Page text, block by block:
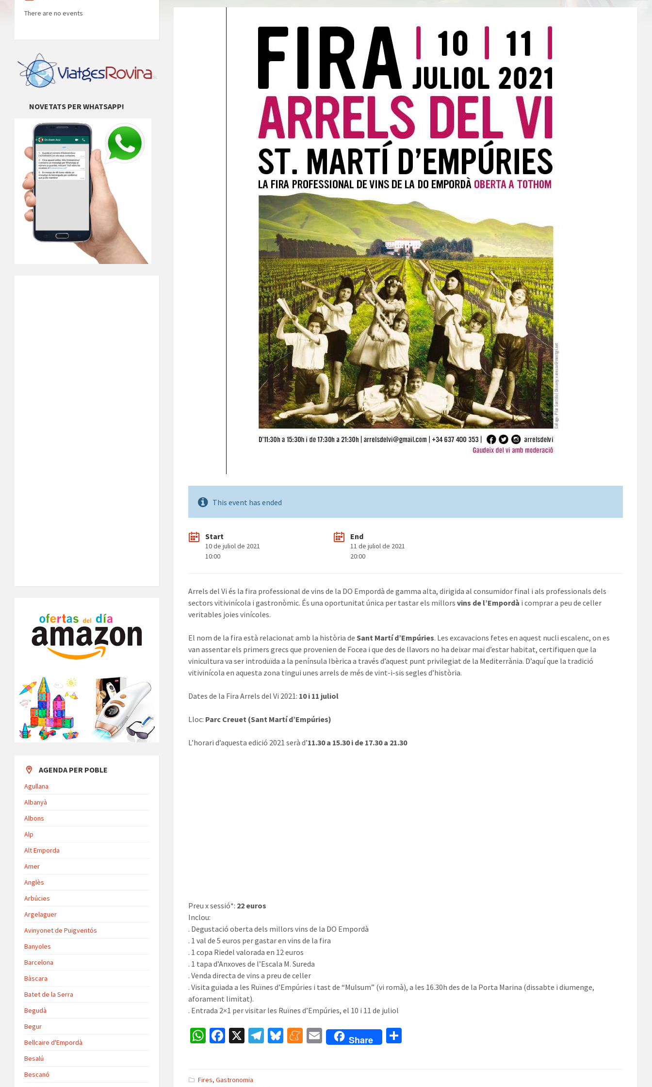
This event has ended
Start
10 de juliol de 2021
10:00
End
11 de juliol de 2021
20:00
Arrels del Vi és la fira professional de vins de la DO Empordà de gamma alta, dirigida al consumidor final i als professionals dels
sectors vitivinícola i gastronòmic. És una oportunitat única per tastar els millorsvins de l’Empordà i comprar a peu de celler
veritables joies vinícoles.
El nom de la fira està relacionat amb la història deSant Martí d’Empúries. Les excavacions fetes en aquest nucli escalenc, on es
van assentar els primers grecs que provenien de Focea i que des de llavors no ha deixar mai d’estar habitat, certifiquen que la
vinicultura va ser introduïda a la península Ibèrica a través d’aquest punt privilegiat de la Mediterrània. D’aquí que la tradició
vitivinícola en aquesta zona tingui unes arrels de més de vint-i-sis segles d’història.
Dates de la Fira Arrels del Vi 2021: 10 i 11 juliol
Lloc: Parc Creuet (Sant Martí d’Empúries)
L’horari d’aquesta edició 2021 serà d’11.30 a 15.30 i de 17.30 a 21.30
Preu x sessió*: 22 euros
Inclou:
. Degustació oberta dels millors vins de la DO Empordà
. 1 val de 5 euros per gastar en vins de la fira
. 1 copa Riedel valorada en 12 euros
. 1 tapa d’Anxoves de l’Escala M. Sureda
. Venda directa de vins a preu de celler
. Visita guiada a les Ruïnes d’Empúries i tast de “Mulsum” (vi romà), a les 16.30h des de la Porta Marina (dissabte i diumenge,
aforament limitat).
. Entrada 2×1 per visitar les Ruïnes d’Empúries, el 10 i 11 de juliol
W
sA
Fa
o
X
Te Bl M E
m
Share
Fires,Gastronomia
There are no events
NOVETATS PER WHATSAPP!
AGENDA PER POBLE
Agullana
Albanyà
Albons
Alp
Alt Emporda
Amer
Anglès
Arbúcies
Argelaguer
Avinyonet de Puigventós
Banyoles
Barcelona
Bàscara
Batet de la Serra
Begudà
Begur
Bellcaire d'Empordà
Besalú
Bescanó